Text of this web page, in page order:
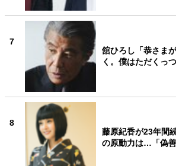
7
舘ひろし「恭さま
く。僕はただくっ
8
藤原紀香が23年間
の原動力は…「偽